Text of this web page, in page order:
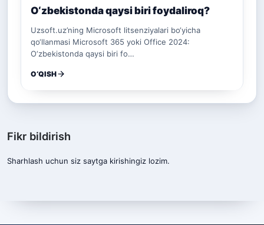
O‘zbekistonda qaysi biri foydaliroq?
Uzsoft.uz’ning Microsoft litsenziyalari bo‘yicha
qo‘llanmasi Microsoft 365 yoki Office 2024:
O‘zbekistonda qaysi biri fo…
O‘QISH
Fikr bildirish
Sharhlash uchun siz saytga kirishingiz lozim.